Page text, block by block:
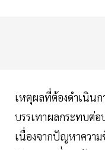
เหตุผลที่ต้องดำเนินก
บรรเทาผลกระทบต่อ
เนื่องจากปัญหาความ